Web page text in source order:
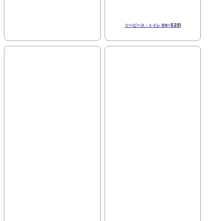
ツーピース・トイレ SH-5201